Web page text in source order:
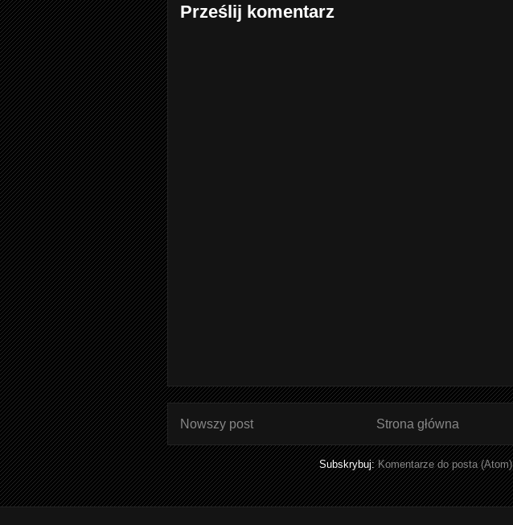
Prześlij komentarz
Nowszy post Strona główna
Subskrybuj:Komentarze do posta (Atom)